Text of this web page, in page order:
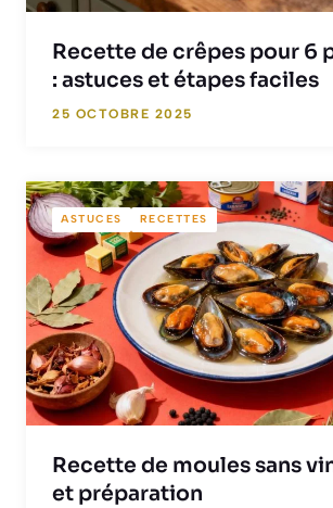
Recette de crêpes pour 6
: astuces et étapes faciles
25 OCTOBRE 2025
ASTUCES RECETTES
Recette de moules sans
et préparation